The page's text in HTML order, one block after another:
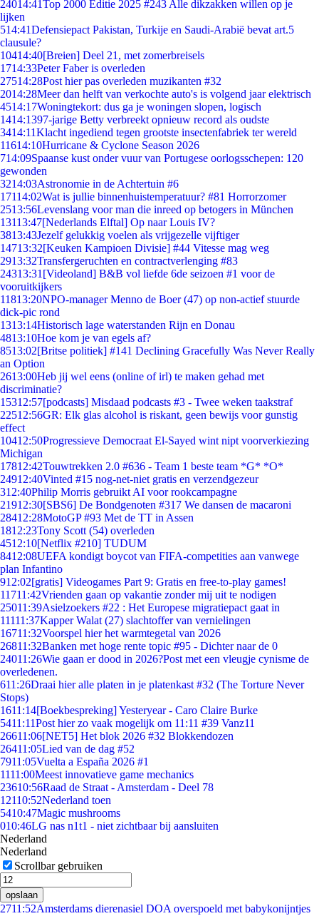
24014:41Top 2000 Editie 2025 #243 Alle dikzakken willen op je
lijken
514:41Defensiepact Pakistan, Turkije en Saudi-Arabië bevat art.5
clausule?
10414:40[Breien] Deel 21, met zomerbreisels
1714:33Peter Faber is overleden
27514:28Post hier pas overleden muzikanten #32
2014:28Meer dan helft van verkochte auto's is volgend jaar elektrisch
4514:17Woningtekort: dus ga je woningen slopen, logisch
1414:1397-jarige Betty verbreekt opnieuw record als oudste
3414:11Klacht ingediend tegen grootste insectenfabriek ter wereld
11614:10Hurricane & Cyclone Season 2026
714:09Spaanse kust onder vuur van Portugese oorlogsschepen: 120
gewonden
3214:03Astronomie in de Achtertuin #6
17114:02Wat is jullie binnenhuistemperatuur? #81 Horrorzomer
2513:56Levenslang voor man die inreed op betogers in München
13113:47[Nederlands Elftal] Op naar Louis IV?
3813:43Jezelf gelukkig voelen als vrijgezelle vijftiger
14713:32[Keuken Kampioen Divisie] #44 Vitesse mag weg
2913:32Transfergeruchten en contractverlenging #83
24313:31 [Videoland] B&B vol liefde 6de seizoen #1 voor de
vooruitkijkers
11813:20NPO-manager Menno de Boer (47) op non-actief stuurde
dick-pic rond
1313:14Historisch lage waterstanden Rijn en Donau
4813:10Hoe kom je van egels af?
8513:02[Britse politiek] #141 Declining Gracefully Was Never Really
an Option
2613:00Heb jij wel eens (online of irl) te maken gehad met
discriminatie?
15312:57[podcasts] Misdaad podcasts #3 - Twee weken taakstraf
22512:56GR: Elk glas alcohol is riskant, geen bewijs voor gunstig
effect
10412:50Progressieve Democraat El-Sayed wint nipt voorverkiezing
Michigan
17812:42Touwtrekken 2.0 #636 - Team 1 beste team *G* *O*
24912:40Vinted #15 nog-net-niet gratis en verzendgezeur
312:40Philip Morris gebruikt AI voor rookcampagne
21912:30[SBS6] De Bondgenoten #317 We dansen de macaroni
28412:28MotoGP #93 Met de TT in Assen
1812:23Tony Scott (54) overleden
4512:10[Netflix #210] TUDUM
8412:08UEFA kondigt boycot van FIFA-competities aan vanwege
plan Infantino
912:02[gratis] Videogames Part 9: Gratis en free-to-play games!
11711:42Vrienden gaan op vakantie zonder mij uit te nodigen
25011:39Asielzoekers #22 : Het Europese migratiepact gaat in
11111:37Kapper Walat (27) slachtoffer van vernielingen
16711:32Voorspel hier het warmtegetal van 2026
26811:32Banken met hoge rente topic #95 - Dichter naar de 0
24011:26Wie gaan er dood in 2026?Post met een vleugje cynisme de
overledenen.
611:26Draai hier alle platen in je platenkast #32 (The Torture Never
Stops)
1611:14[Boekbespreking] Yesteryear - Caro Claire Burke
5411:11Post hier zo vaak mogelijk om 11:11 #39 Vanz11
26611:06[NET5] Het blok 2026 #32 Blokkendozen
26411:05Lied van de dag #52
7911:05Vuelta a España 2026 #1
1111:00Meest innovatieve game mechanics
23610:56Raad de Straat - Amsterdam - Deel 78
12110:52Nederland toen
5410:47Magic mushrooms
010:46LG nas n1t1 - niet zichtbaar bij aansluiten
Nederland
Nederland
Scrollbar gebruiken
opslaan
2711:52Amsterdams dierenasiel DOA overspoeld met babykonijntjes